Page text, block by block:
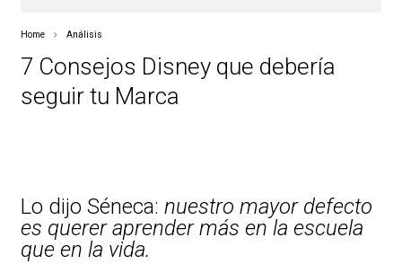
Home Análisis
7 Consejos Disney que debería
seguir tu Marca
Lo dijo Séneca: nuestro mayor defecto
es querer aprender más en la escuela
que en la vida.